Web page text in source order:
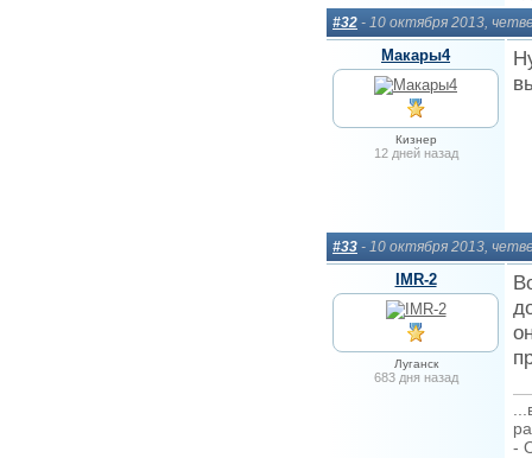
#32 - 10 октября 2013,
Макары4
Кизнер
12 дней назад
#33 - 10 октября 2013,
IMR-2
Луганск
683 дня назад
-